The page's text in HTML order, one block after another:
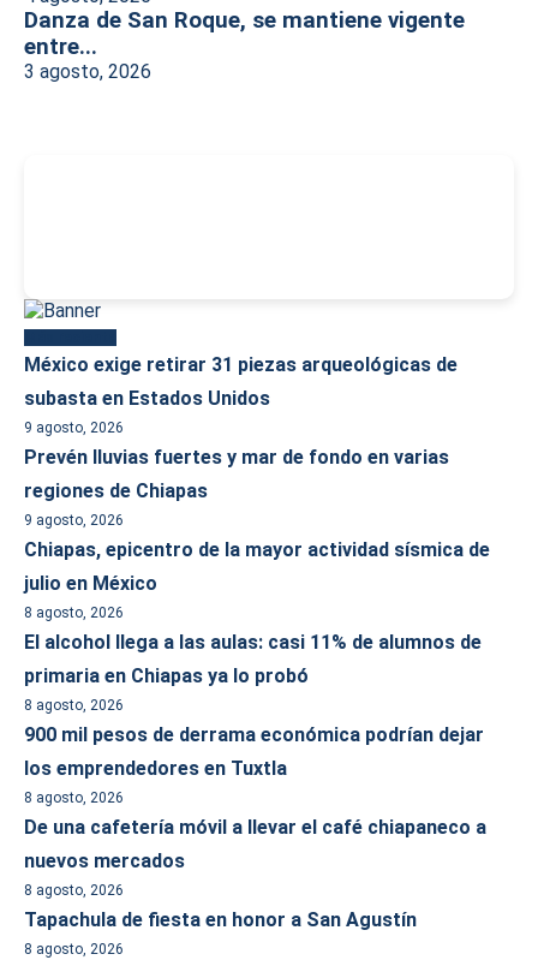
Danza de San Roque, se mantiene vigente
entre...
3 agosto, 2026
México exige retirar 31 piezas arqueológicas de
subasta en Estados Unidos
9 agosto, 2026
Prevén lluvias fuertes y mar de fondo en varias
regiones de Chiapas
9 agosto, 2026
Chiapas, epicentro de la mayor actividad sísmica de
julio en México
8 agosto, 2026
El alcohol llega a las aulas: casi 11% de alumnos de
primaria en Chiapas ya lo probó
8 agosto, 2026
900 mil pesos de derrama económica podrían dejar
los emprendedores en Tuxtla
8 agosto, 2026
De una cafetería móvil a llevar el café chiapaneco a
nuevos mercados
8 agosto, 2026
Tapachula de fiesta en honor a San Agustín
8 agosto, 2026